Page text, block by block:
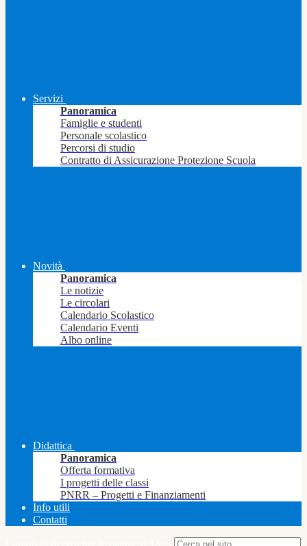
Servizi
Panoramica
Famiglie e studenti
Personale scolastico
Percorsi di studio
Contratto di Assicurazione Protezione Scuola
Novità
Panoramica
Le notizie
Le circolari
Calendario Scolastico
Calendario Eventi
Albo online
Didattica
Panoramica
Offerta formativa
I progetti delle classi
PNRR – Progetti e Finanziamenti
Info utili
Contatti